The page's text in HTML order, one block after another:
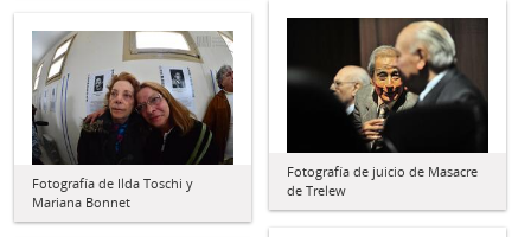
Fotografía de juicio de Masacre
de Trelew
Fotografía de Ilda Toschi y
Mariana Bonnet